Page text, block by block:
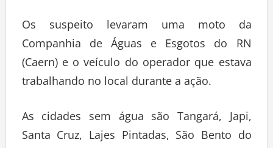
Os suspeito levaram uma moto da
Companhia de Águas e Esgotos do RN
(Caern) e o veículo do operador que estava
trabalhando no local durante a ação.
As cidades sem água são Tangará, Japi,
Santa Cruz, Lajes Pintadas, São Bento do